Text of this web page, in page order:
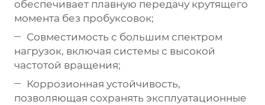
обеспечивает плавную передачу крутящего
момента без пробуксовок;
Совместимость с большим спектром
нагрузок, включая системы с высокой
частотой вращения;
Коррозионная устойчивость,
позволяющая сохранять эксплуатационные